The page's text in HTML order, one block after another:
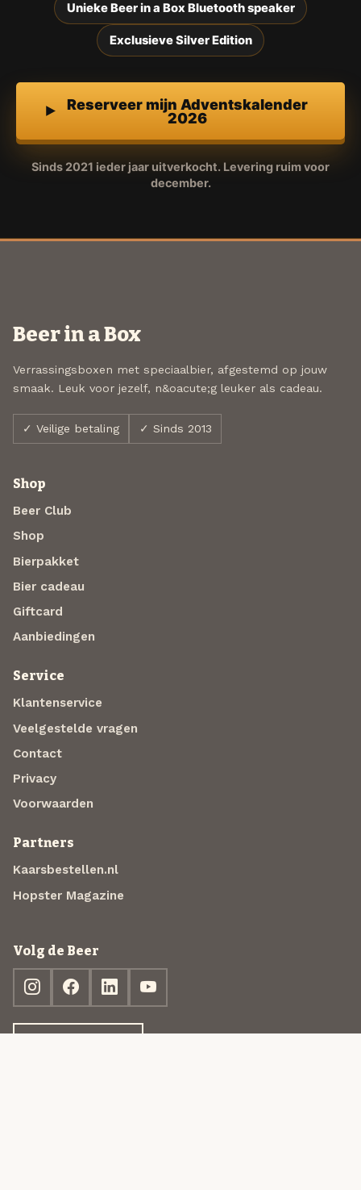
Unieke Beer in a Box Bluetooth speaker
Exclusieve Silver Edition
Reserveer mijn Adventskalender
2026
Sinds 2021 ieder jaar uitverkocht. Levering ruim voor
december.
Beer in a Box
Verrassingsboxen met speciaalbier, afgestemd op jouw
smaak. Leuk voor jezelf, n&oacute;g leuker als cadeau.
✓ Veilige betaling ✓ Sinds 2013
Shop
Beer Club
Shop
Bierpakket
Bier cadeau
Giftcard
Aanbiedingen
Service
Klantenservice
Veelgestelde vragen
Contact
Privacy
Voorwaarden
Partners
Kaarsbestellen.nl
Hopster Magazine
Volg de Beer